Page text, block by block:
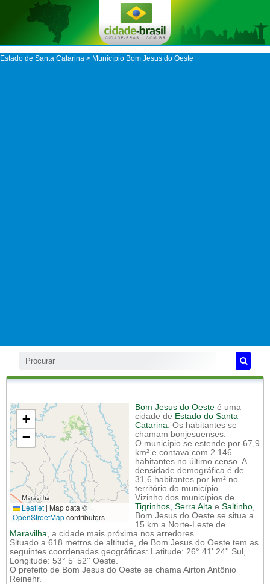
Estado de Santa Catarina > Município Bom Jesus do Oeste
+
−
Leaflet | Map data ©
OpenStreetMapcontributors
Bom Jesus do Oeste é uma
cidade de Estado do Santa
Catarina. Os habitantes se
chamam bonjesuenses.
O município se estende por 67,9
km² e contava com 2 146
habitantes no último censo. A
densidade demográfica é de
31,6 habitantes por km² no
território do município.
Vizinho dos municípios de
Tigrinhos, Serra Alta e Saltinho,
Bom Jesus do Oeste se situa a
15 km a Norte-Leste de
Maravilha, a cidade mais próxima nos arredores.
Situado a 618 metros de altitude, de Bom Jesus do Oeste tem as
seguintes coordenadas geográficas: Latitude: 26° 41' 24'' Sul,
Longitude: 53° 5' 52'' Oeste.
O prefeito de Bom Jesus do Oeste se chama Airton Antônio
Reinehr.